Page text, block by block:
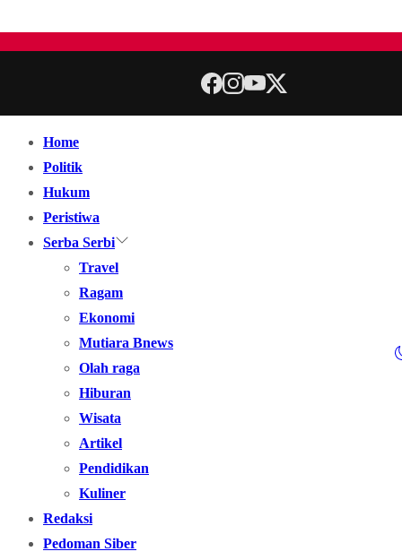
Home
Politik
Hukum
Peristiwa
Serba Serbi
Travel
Ragam
Ekonomi
Mutiara Bnews
Olah raga
Hiburan
Wisata
Artikel
Pendidikan
Kuliner
Redaksi
Pedoman Siber